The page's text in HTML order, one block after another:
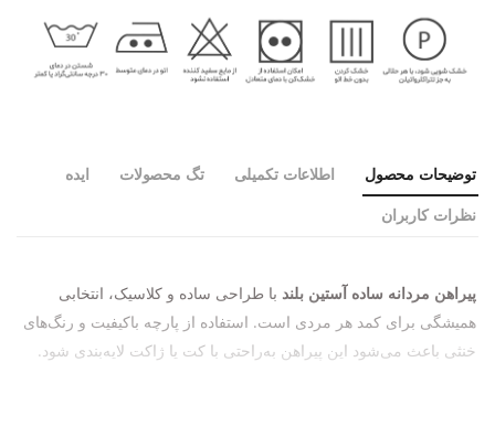
توضیحات محصول اطلاعات تکمیلی تگ محصولات ایده
نظرات کاربران
پیراهن مردانه ساده آستین بلند با طراحی ساده و کلاسیک، انتخابی
همیشگی برای کمد هر مردی است. استفاده از پارچه باکیفیت و رنگ‌های
خنثی باعث می‌شود این پیراهن به‌راحتی با کت یا ژاکت لایه‌بندی شود.